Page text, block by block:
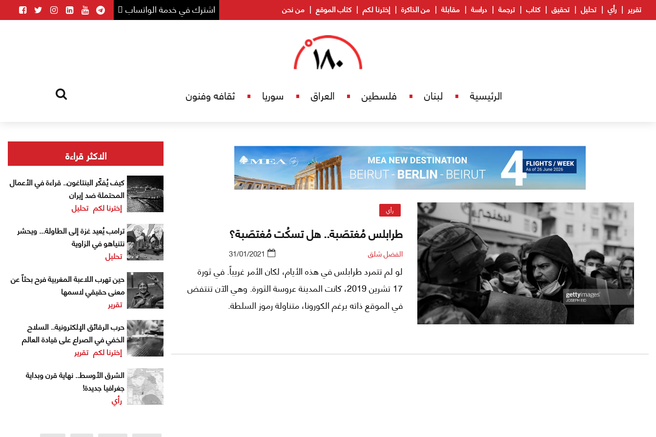
اشترك في خدمة الواتساب تقرير رأي تحليل تحقيق كتاب ترجمة دراسة مقابلة من الذاكرة إخترنا لكم كتاب الموقع من نحن
الرئيسية لبنان فلسطين العراق سوريا ثقافه وفنون
رأي
طرابلس مُغتصَبة.. هل تسكُت مُغتصَبة؟
الفضل شلق 31/01/2021
لو لم تتمرد طرابلس في هذه الأيام، لكان الأمر غريباً. في ثورة
17 تشرين 2019، كانت المدينة عروسة الثورة. وهي الآن تنتفض
في الموقع ذاته برغم الكورونا، متناولة رموز السلطة.
الاكثر قراءة
كيف يُفكّر البنتاغون.. قراءة في الأعمال
المحتملة ضد إيران
إخترنا لكم تحليل
ترامب يُعيد غزة إلى الطاولة... ويحشر
نتنياهو في الزاوية
تحليل
حين تهرب اللاعبة المغربية فرح بحثاً عن
معنى حقيقي لاسمها
تقرير
حرب الرقائق الإلكترونية.. السلاح
الخفي في الصراع على قيادة العالم
إخترنا لكم تقرير
الشرق الأوسط.. نهاية قرن وبداية
جغرافيا جديدة!
رأي